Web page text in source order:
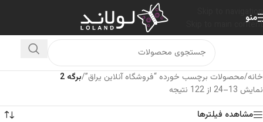
Skip to navigation
Skip to main content
منو
خانه/محصولات برچسب خورده “فروشگاه آنلاین یراق”/برگه 2
نمایش 13–24 از 122 نتیجه
مشاهده فیلترها